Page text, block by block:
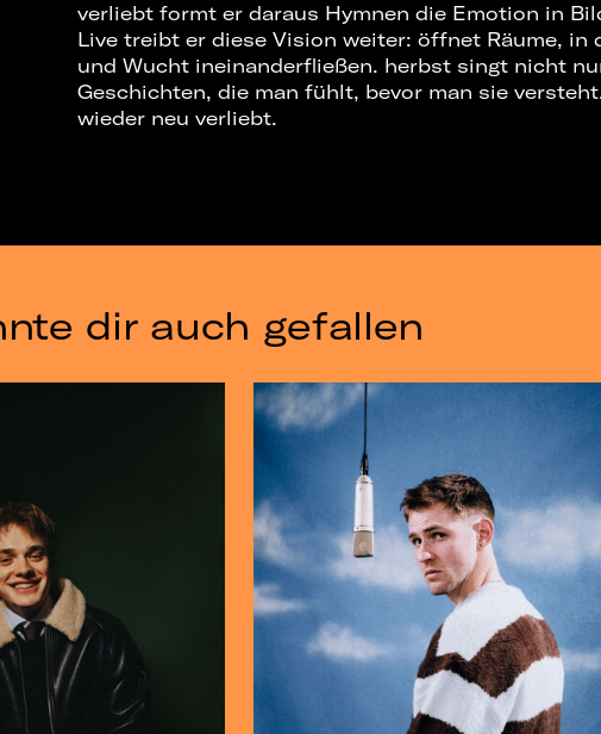
verliebt formt er daraus Hymnen die Emotion in
Live treibt er diese Vision weiter: öffnet Räume,
und Wucht ineinanderfließen. herbst singt nicht
Geschichten, die man fühlt, bevor man sie
wieder neu verliebt.
dir auch gefallen